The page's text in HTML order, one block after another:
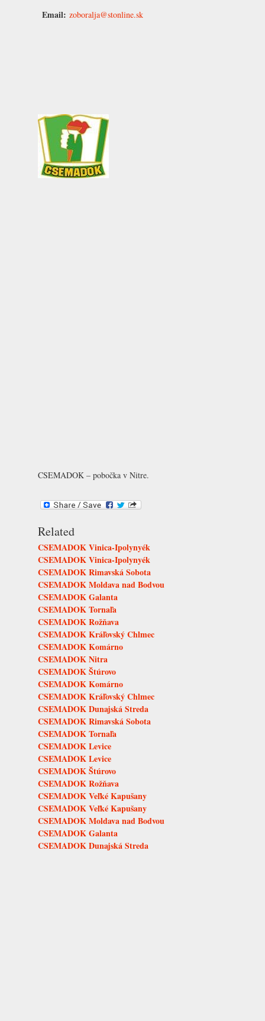
Email: zoboralja@stonline.sk
CSEMADOK – pobočka v Nitre.
Related
CSEMADOK Vinica-Ipolynyék
CSEMADOK Vinica-Ipolynyék
CSEMADOK Rimavská Sobota
CSEMADOK Moldava nad Bodvou
CSEMADOK Galanta
CSEMADOK Tornaľa
CSEMADOK Rožňava
CSEMADOK Kráľovský Chlmec
CSEMADOK Komárno
CSEMADOK Nitra
CSEMADOK Štúrovo
CSEMADOK Komárno
CSEMADOK Kráľovský Chlmec
CSEMADOK Dunajská Streda
CSEMADOK Rimavská Sobota
CSEMADOK Tornaľa
CSEMADOK Levice
CSEMADOK Levice
CSEMADOK Štúrovo
CSEMADOK Rožňava
CSEMADOK Veľké Kapušany
CSEMADOK Veľké Kapušany
CSEMADOK Moldava nad Bodvou
CSEMADOK Galanta
CSEMADOK Dunajská Streda